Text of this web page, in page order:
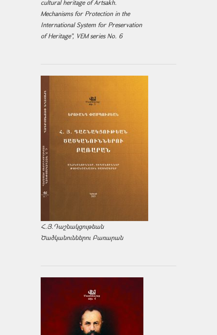
cultural heritage of Artsakh.
Mechanisms for Protection in the
International System for Preservation
of Heritage", VEM series No. 6
Հ.Յ.Դաշնակցութեան
Ծածկանուններու Բառարան